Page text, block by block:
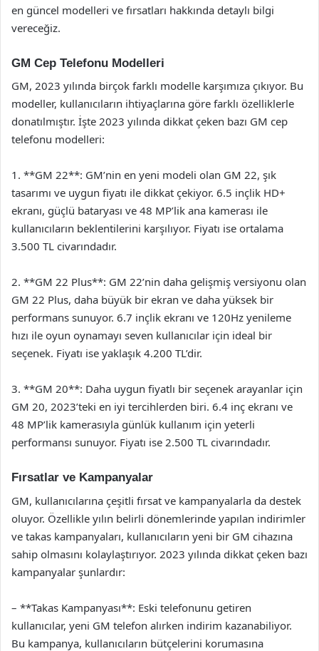
en güncel modelleri ve fırsatları hakkında detaylı bilgi
vereceğiz.
GM Cep Telefonu Modelleri
GM, 2023 yılında birçok farklı modelle karşımıza çıkıyor. Bu
modeller, kullanıcıların ihtiyaçlarına göre farklı özelliklerle
donatılmıştır. İşte 2023 yılında dikkat çeken bazı GM cep
telefonu modelleri:
1. **GM 22**: GM’nin en yeni modeli olan GM 22, şık
tasarımı ve uygun fiyatı ile dikkat çekiyor. 6.5 inçlik HD+
ekranı, güçlü bataryası ve 48 MP’lik ana kamerası ile
kullanıcıların beklentilerini karşılıyor. Fiyatı ise ortalama
3.500 TL civarındadır.
2. **GM 22 Plus**: GM 22’nin daha gelişmiş versiyonu olan
GM 22 Plus, daha büyük bir ekran ve daha yüksek bir
performans sunuyor. 6.7 inçlik ekranı ve 120Hz yenileme
hızı ile oyun oynamayı seven kullanıcılar için ideal bir
seçenek. Fiyatı ise yaklaşık 4.200 TL’dir.
3. **GM 20**: Daha uygun fiyatlı bir seçenek arayanlar için
GM 20, 2023’teki en iyi tercihlerden biri. 6.4 inç ekranı ve
48 MP’lik kamerasıyla günlük kullanım için yeterli
performansı sunuyor. Fiyatı ise 2.500 TL civarındadır.
Fırsatlar ve Kampanyalar
GM, kullanıcılarına çeşitli fırsat ve kampanyalarla da destek
oluyor. Özellikle yılın belirli dönemlerinde yapılan indirimler
ve takas kampanyaları, kullanıcıların yeni bir GM cihazına
sahip olmasını kolaylaştırıyor. 2023 yılında dikkat çeken bazı
kampanyalar şunlardır:
– **Takas Kampanyası**: Eski telefonunu getiren
kullanıcılar, yeni GM telefon alırken indirim kazanabiliyor.
Bu kampanya, kullanıcıların bütçelerini korumasına